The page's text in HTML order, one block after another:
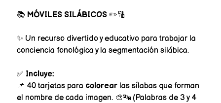
📚 MÓVILES SILÁBICOS✏️🔠
✨ Un recurso divertido y educativo para trabajar la
conciencia fonológica y la segmentación silábica.
✅ Incluye:
📌 40 tarjetas para colorearlas sílabas que forman
el nombre de cada imagen. 🎨🔤 (Palabras de 3 y 4